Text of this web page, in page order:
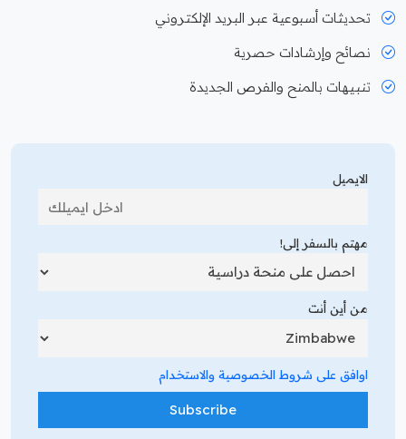
تحديثات أسبوعية عبر البريد الإلكتروني
نصائح وإرشادات حصرية
تنبيهات بالمنح والفرص الجديدة
الايميل
مهتم بالسفر إلى!
من أين أنت
اوافق على شروط الخصوصية والاستخدام